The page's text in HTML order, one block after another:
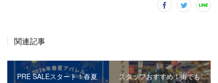
関連記事
PRE SALEスタート！春夏
スタッフおすすめ！街でも